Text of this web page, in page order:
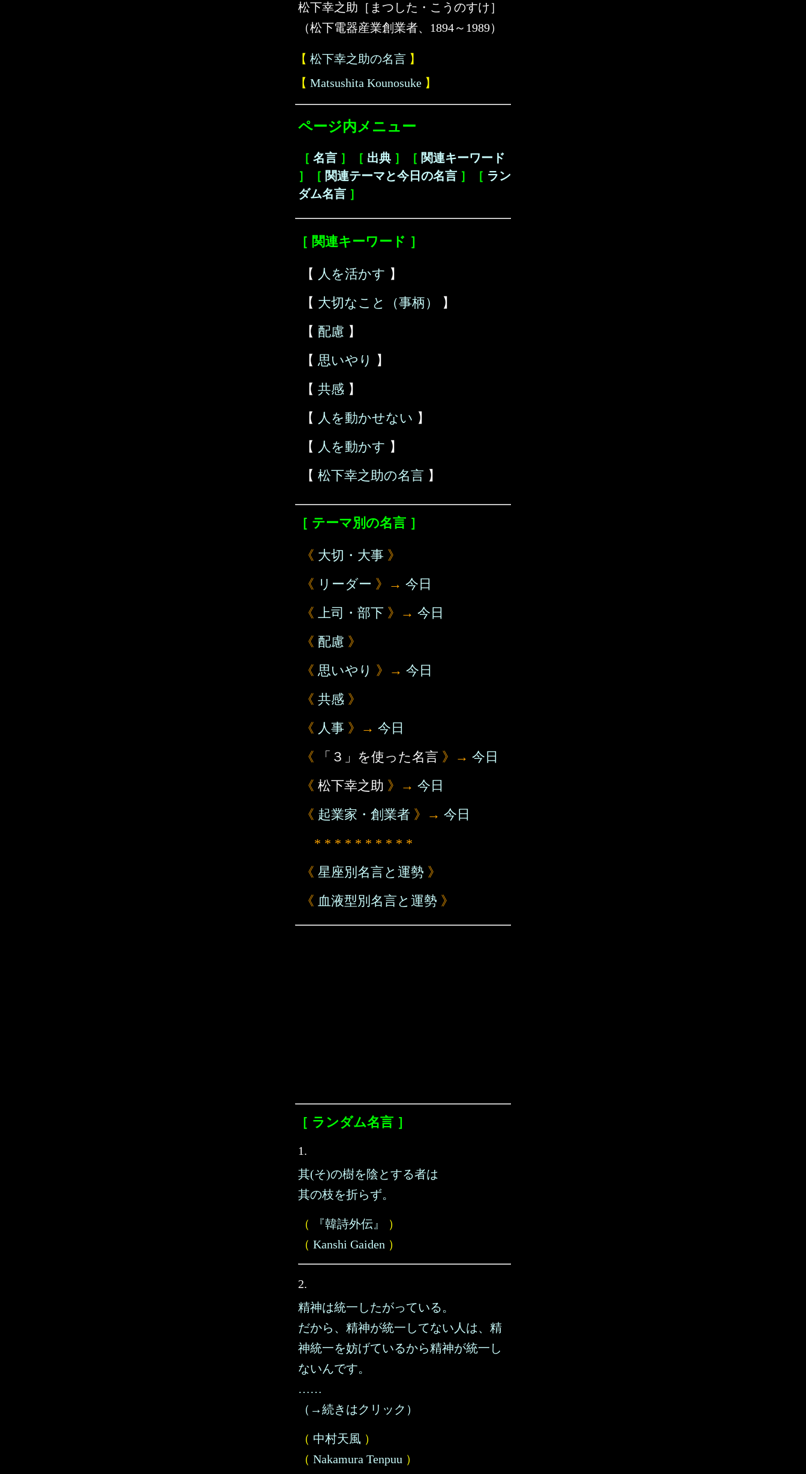
松下幸之助［まつした・こうのすけ］
（松下電器産業創業者、1894～1989）
【 松下幸之助の名言 】
【 Matsushita Kounosuke 】
ページ内メニュー
［ 名言 ］［ 出典 ］［ 関連キーワード
］［ 関連テーマと今日の名言 ］［ ラン
ダム名言 ］
［ 関連キーワード ］
【 人を活かす 】
【 大切なこと（事柄）
】
【 配慮 】
【 思いやり 】
【 共感 】
【 人を動かせない 】
【 人を動かす 】
【 松下幸之助の名言 】
［ テーマ別の名言 ］
《 大切・大事 》
《 リーダー 》→ 今日
《 上司・部下 》→ 今日
《 配慮 》
《 思いやり 》→ 今日
《 共感 》
《 人事 》→ 今日
《
「３」を使った名言 》→ 今日
《 松下幸之助 》→ 今日
《 起業家・創業者 》→ 今日
* * * * * * * * * *
《 星座別名言と運勢 》
《 血液型別名言と運勢 》
［ ランダム名言 ］
1.
其(そ)の樹を陰とする者は
其の枝を折らず。
（ 『韓詩外伝』
）
（ Kanshi Gaiden ）
2.
精神は統一したがっている。
だから、精神が統一してない人は、精
神統一を妨げているから精神が統一し
ないんです。
……
（→続きはクリック）
（ 中村天風 ）
（ Nakamura Tenpuu ）